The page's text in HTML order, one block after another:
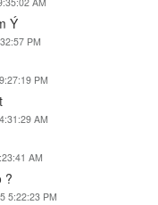
Ý
PM
PM
AM
AM
?
5:22:23 PM